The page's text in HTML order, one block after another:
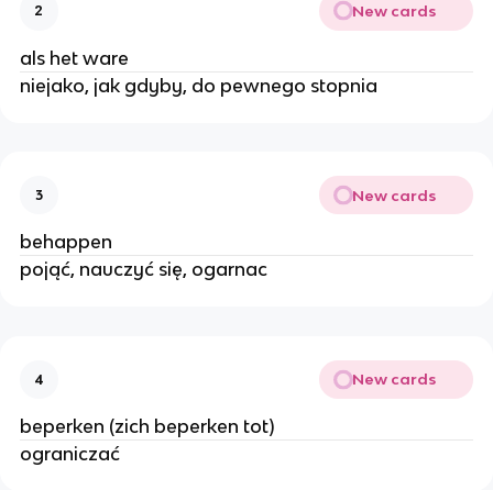
2 New cards
als het ware
niejako, jak gdyby, do pewnego stopnia
3 New cards
behappen
pojąć, nauczyć się, ogarnac
4 New cards
beperken (zich beperken tot)
ograniczać